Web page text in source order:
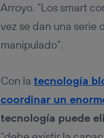
Arroyo. “Los smart
vez se dan una serie
manipulado”.
Con la tecnología
coordinar un
tecnología puede